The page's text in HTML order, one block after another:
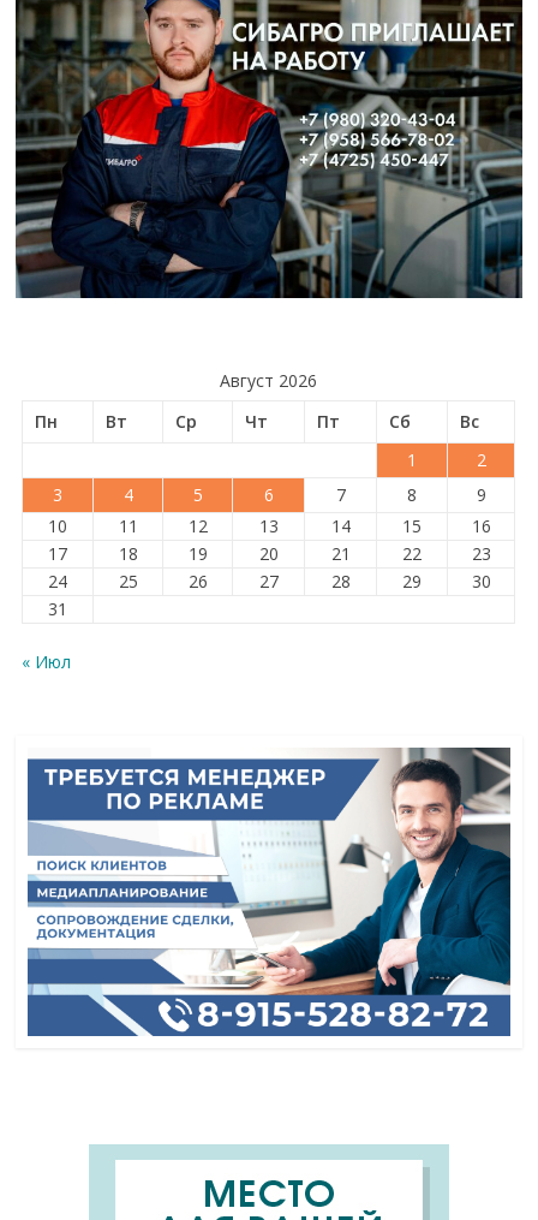
Август 2026
Пн
Вт Ср Чт Пт Сб
Вс
1
2
3
4 5 6 7 8
9
10
11 12 13 14 15
16
17
18 19 20 21 22
23
24
25 26 27 28 29
30
31
« Июл